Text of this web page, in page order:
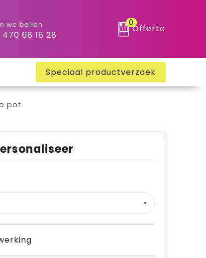
we bellen
470 68 16 28
0
Offerte
Speciaal productverzoek
pot